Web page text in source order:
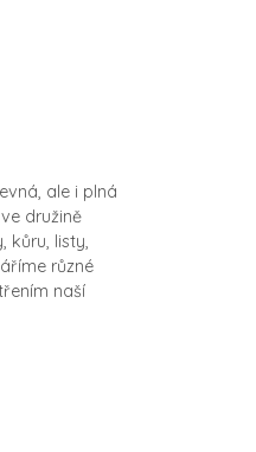
ale i plná
družině
kůru, listy,
různé
naší